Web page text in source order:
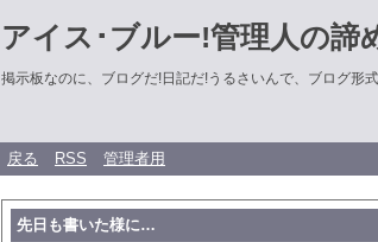
アイス･ブルー!管理人の諦
掲示板なのに、ブログだ!日記だ!うるさいんで、ブログ形
戻る RSS 管理者用
先日も書いた様に…